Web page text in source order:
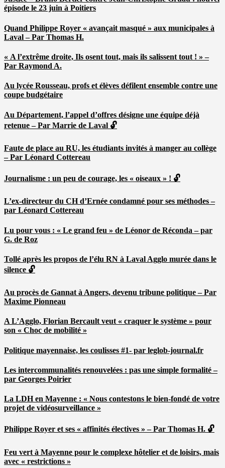
épisode le 23 juin à Poitiers
Quand Philippe Royer « avançait masqué » aux municipales à
Laval – Par Thomas H.
« A l’extrême droite, Ils osent tout, mais ils salissent tout ! » –
Par Raymond A.
Au lycée Rousseau, profs et élèves défilent ensemble contre une
coupe budgétaire
Au Département, l’appel d’offres désigne une équipe déjà
retenue – Par Marrie de Laval 🔓
Faute de place au RU, les étudiants invités à manger au collège
– Par Léonard Cottereau
Journalisme : un peu de courage, les « oiseaux » ! 🔓
L’ex-directeur du CH d’Ernée condamné pour ses méthodes –
par Léonard Cottereau
Lu pour vous : « Le grand feu » de Léonor de Réconda – par
G. de Roz
Tollé après les propos de l’élu RN à Laval Agglo murée dans le
silence 🔓
Au procès de Gannat à Angers, devenu tribune politique – Par
Maxime Pionneau
A L’Agglo, Florian Bercault veut « craquer le système » pour
son « Choc de mobilité »
Politique mayennaise, les coulisses #1- par leglob-journal.fr
Les intercommunalités renouvelées : pas une simple formalité –
par Georges Poirier
La LDH en Mayenne : « Nous contestons le bien-fondé de votre
projet de vidéosurveillance »
Philippe Royer et ses « affinités électives » – Par Thomas H. 🔓
Feu vert à Mayenne pour le complexe hôtelier et de loisirs, mais
avec « restrictions »